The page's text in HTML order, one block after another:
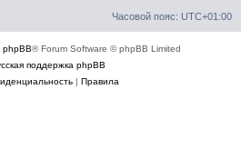
Часовой пояс: UTC+01:00
phpBB® Forum Software © phpBB Limited
поддержка phpBB
| Правила